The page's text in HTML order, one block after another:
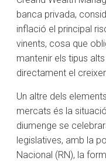
banca privada,
inflació el principal
vinents, cosa que
mantenir els tipus
directament el
Un altre dels
mercats és la
diumenge se
legislatives, amb la
Nacional (RN), la